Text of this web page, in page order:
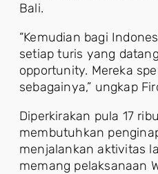
Bali.
“Kemudian bagi
setiap turis yang
opportunity. Mereka
sebagainya,” ungkap
Diperkirakan pula 17
membutuhkan
menjalankan aktivitas
memang pelaksanaan